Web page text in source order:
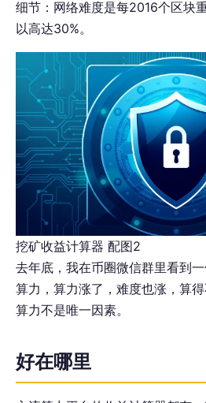
细节：网络难度是每2016个区块
以高达30%。
挖矿收益计算器 配图2
去年底，我在币圈微信群里看到
算力，算力涨了，难度也涨，算得
算力不是唯一因素。
好在哪里